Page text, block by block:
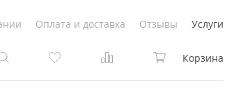
Оплата и доставка Отзывы Услуги
Корзина